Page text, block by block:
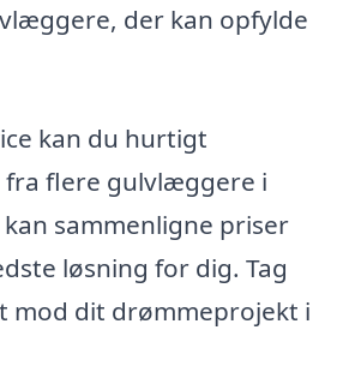
der kan opfylde
kan du hurtigt
flere gulvlæggere i
sammenligne priser
løsning for dig. Tag
mod dit drømmeprojekt i